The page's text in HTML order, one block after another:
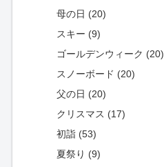
母の日 (20)
スキー (9)
ゴールデンウィーク (20)
スノーボード (20)
父の日 (20)
クリスマス (17)
初詣 (53)
夏祭り (9)